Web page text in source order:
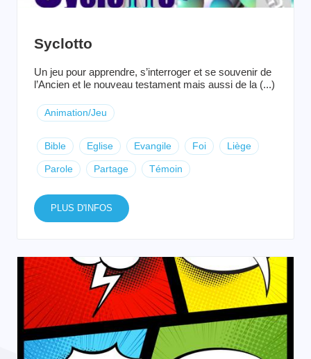
Syclotto
Un jeu pour apprendre, s’interroger et se souvenir de
l’Ancien et le nouveau testament mais aussi de la (...)
Animation/Jeu
Bible Eglise Evangile Foi Liège
Parole Partage Témoin
PLUS D'INFOS